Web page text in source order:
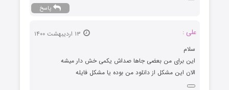
پاسخ
علی :
سلام
این برای من بعضی جاها صداش یکمی خش دار میشه
الان این مشکل از دانلود من بوده یا مشکل فایله